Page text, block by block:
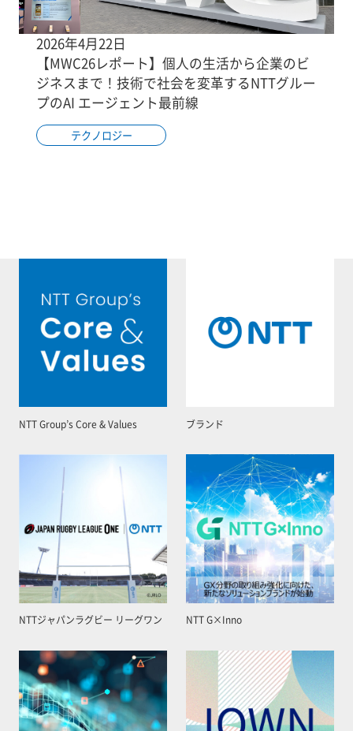
2026年4月22日
【MWC26レポート】個人の生活から企業のビ
ジネスまで！技術で社会を変革するNTTグルー
プのAI エージェント最前線
テクノロジー
NTT Group’s Core & Values ブランド
NTTジャパンラグビー リーグワン NTT G×Inno